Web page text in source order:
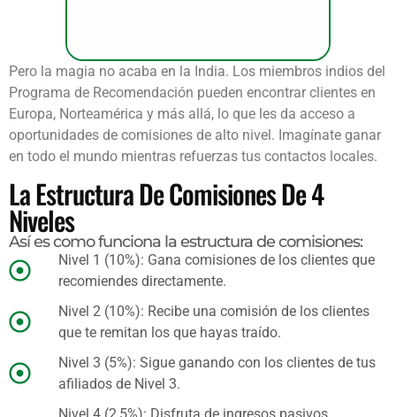
Pero la magia no acaba en la India. Los miembros indios del
Programa de Recomendación pueden encontrar clientes en
Europa, Norteamérica y más allá, lo que les da acceso a
oportunidades de comisiones de alto nivel. Imagínate ganar
en todo el mundo mientras refuerzas tus contactos locales.
La Estructura De Comisiones De 4
Niveles
Así es como funciona la estructura de comisiones:
Nivel 1 (10%): Gana comisiones de los clientes que
recomiendes directamente.
Nivel 2 (10%): Recibe una comisión de los clientes
que te remitan los que hayas traído.
Nivel 3 (5%): Sigue ganando con los clientes de tus
afiliados de Nivel 3.
Nivel 4 (2,5%): Disfruta de ingresos pasivos